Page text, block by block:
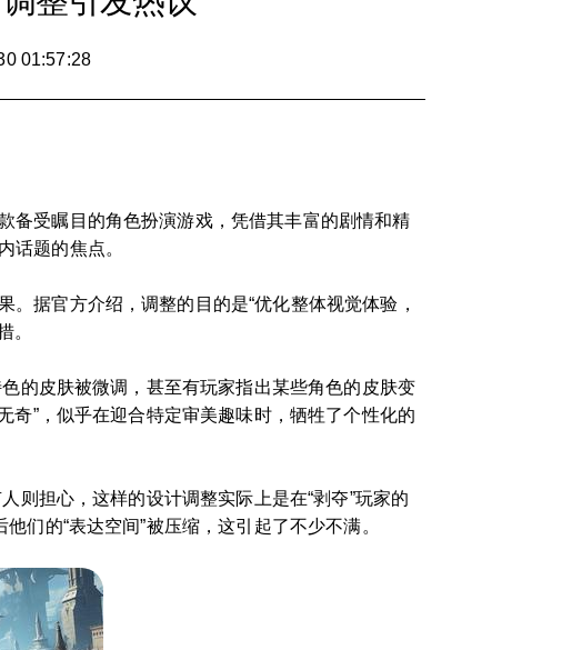
01:57:28
备受瞩目的角色扮演游戏，凭借其丰富的剧情和精
话题的焦点。
据官方介绍，调整的目的是“优化整体视觉体验，
。
的皮肤被微调，甚至有玩家指出某些角色的皮肤变
奇”，似乎在迎合特定审美趣味时，牺牲了个性化的
则担心，这样的设计调整实际上是在“剥夺”玩家的
们的“表达空间”被压缩，这引起了不少不满。